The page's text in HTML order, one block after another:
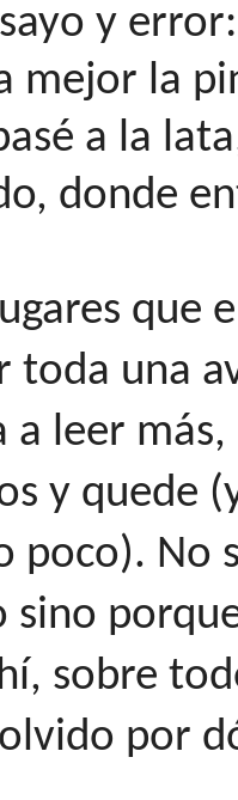
y
mejor la
a la
donde
que
toda una
a leer
y quede
poco). No
sino
sobre
por